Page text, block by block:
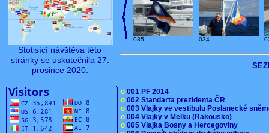
Stotisící návštěva této
stránky se uskutečnila 27.
prosince 2020.
035 034
o 001 PF 2014
o 002 Standarta prezidenta ČR
o 003 Vlajky ve vestibulu Poslanecké
o 004 Vlajky v Melku (Rakousko)
o 005 Vlajka Bosny a Hercegoviny